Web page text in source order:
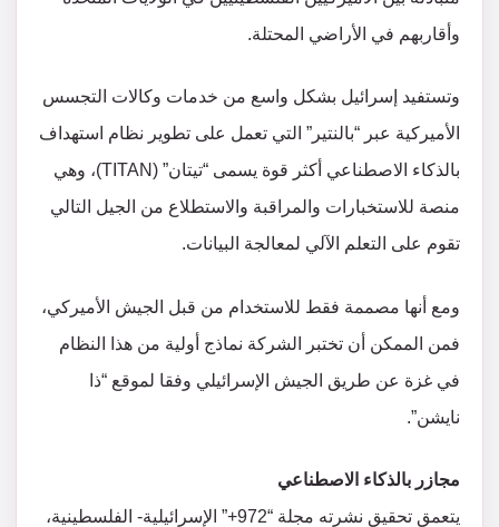
وأقاربهم في الأراضي المحتلة.
وتستفيد إسرائيل بشكل واسع من خدمات وكالات التجسس
الأميركية عبر “بالنتير” التي تعمل على تطوير نظام استهداف
بالذكاء الاصطناعي أكثر قوة يسمى “تيتان” (TITAN)، وهي
منصة للاستخبارات والمراقبة والاستطلاع من الجيل التالي
تقوم على التعلم الآلي لمعالجة البيانات.
ومع أنها مصممة فقط للاستخدام من قبل الجيش الأميركي،
فمن الممكن أن تختبر الشركة نماذج أولية من هذا النظام
في غزة عن طريق الجيش الإسرائيلي وفقا لموقع “ذا
نايشن”.
مجازر بالذكاء الاصطناعي
يتعمق تحقيق نشرته مجلة “972+” الإسرائيلية- الفلسطينية،